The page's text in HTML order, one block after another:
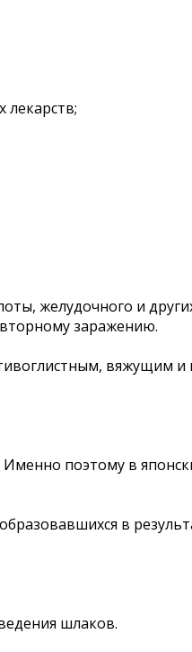
желудочного и
заражению.
вяжущим
поэтому в
в
шлаков.